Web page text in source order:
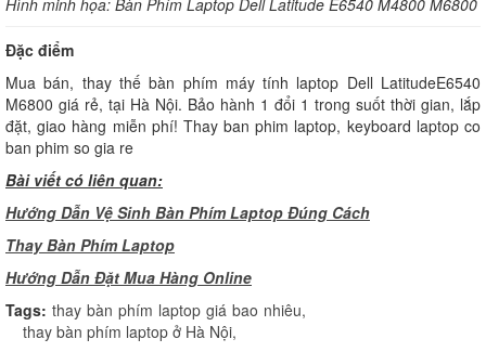
Hình minh họa: Bàn Phím Laptop Dell Latitude E6540 M4800 M6800
Đặc điểm
Mua bán, thay thế bàn phím máy tính laptop Dell LatitudeE6540
M6800 giá rẻ, tại Hà Nội. Bảo hành 1 đổi 1 trong suốt thời gian, lắp
đặt, giao hàng miễn phí! Thay ban phim laptop, keyboard laptop co
ban phim so gia re
Bài viết có liên quan:
Hướng Dẫn Vệ Sinh Bàn Phím Laptop Đúng Cách
Thay Bàn Phím Laptop
Hướng Dẫn Đặt Mua Hàng Online
Tags: thay bàn phím laptop giá bao nhiêu,
thay bàn phím laptop ở Hà Nội,